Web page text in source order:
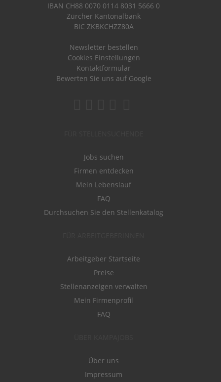
IBAN CH88 0070 0114 8031 5666 0
Zürcher Kantonalbank
BIC ZKBKCHZZ80A
Newsletter bestellen
Cookies Einstellungen
Kontaktformular
Bewerten Sie uns auf Google
Jobs suchen
Firmen entdecken
Mein Lebenslauf
FAQ
Durchsuchen Sie den Stellenkatalog
Arbeitgeber Startseite
Preise
Stellenanzeigen verwalten
Mein Firmenprofil
FAQ
Über uns
Impressum